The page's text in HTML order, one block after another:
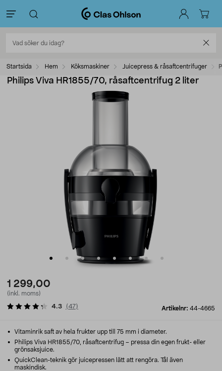
Startsida Hem Köksmaskiner Juicepress & råsaftcentrifuger
Philips Viva HR1855/70, råsaftcentrifug 2 liter
1 299,00
(inkl. moms)
Artikelnr: 44-4665
4.3 (47)
Vitaminrik saft av hela frukter upp till 75 mm i diameter.
Philips Viva HR1855/70, råsaftcentrifug – pressa din egen frukt- eller
grönsaksjuice.
QuickClean-teknik gör juicepressen lätt att rengöra. Tål även
maskindisk.